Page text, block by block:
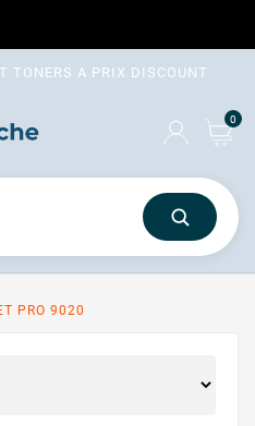
TONERS A PRIX DISCOUNT
0
PRO 9020